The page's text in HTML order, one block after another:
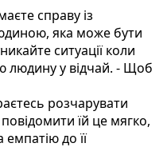
справу із
яка може бути
ситуації коли
людину у відчай. - Щоб
розчарувати
їй це мягко,
до її